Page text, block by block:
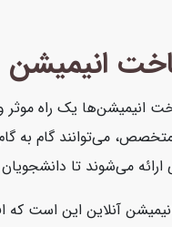
انیمیشن
یک راه موثر
متخصص، می‌توانند
می‌شوند تا
آنلاین این است که